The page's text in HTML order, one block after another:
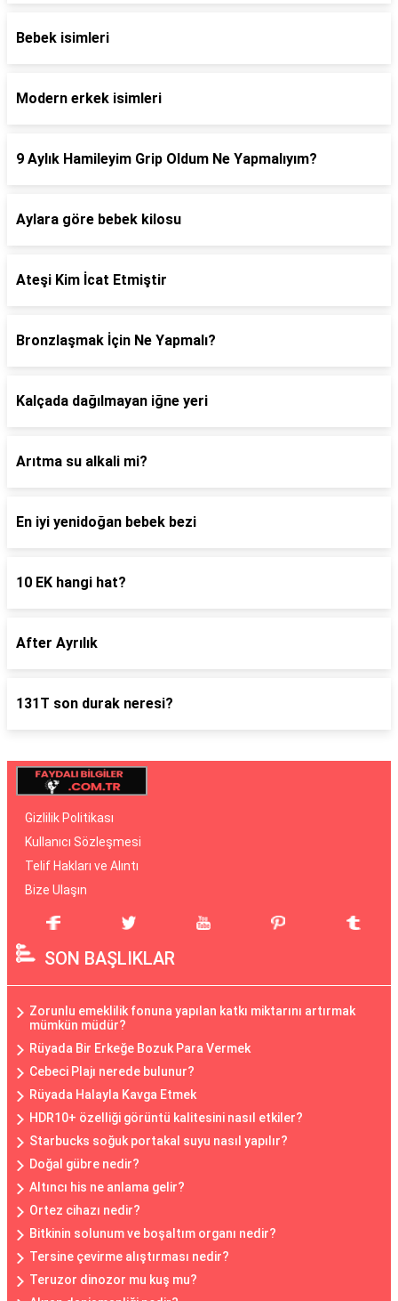
Bebek isimleri
Modern erkek isimleri
9 Aylık Hamileyim Grip Oldum Ne Yapmalıyım?
Aylara göre bebek kilosu
Ateşi Kim İcat Etmiştir
Bronzlaşmak İçin Ne Yapmalı?
Kalçada dağılmayan iğne yeri
Arıtma su alkali mi?
En iyi yenidoğan bebek bezi
10 EK hangi hat?
After Ayrılık
131T son durak neresi?
Gizlilik Politikası
Kullanıcı Sözleşmesi
Telif Hakları ve Alıntı
Bize Ulaşın
SON BAŞLIKLAR
Zorunlu emeklilik fonuna yapılan katkı miktarını artırmak
mümkün müdür?
Rüyada Bir Erkeğe Bozuk Para Vermek
Cebeci Plajı nerede bulunur?
Rüyada Halayla Kavga Etmek
HDR10+ özelliği görüntü kalitesini nasıl etkiler?
Starbucks soğuk portakal suyu nasıl yapılır?
Doğal gübre nedir?
Altıncı his ne anlama gelir?
Ortez cihazı nedir?
Bitkinin solunum ve boşaltım organı nedir?
Tersine çevirme alıştırması nedir?
Teruzor dinozor mu kuş mu?